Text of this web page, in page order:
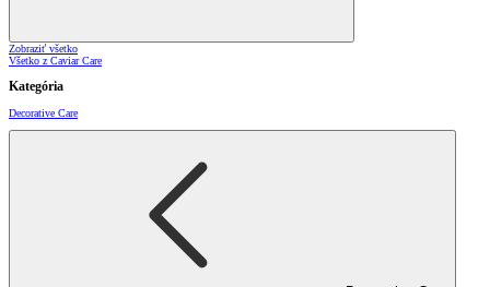
Zobraziť všetko
Všetko z Caviar Care
Kategória
Decorative Care